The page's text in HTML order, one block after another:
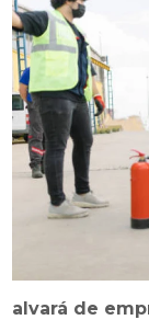
alvará de